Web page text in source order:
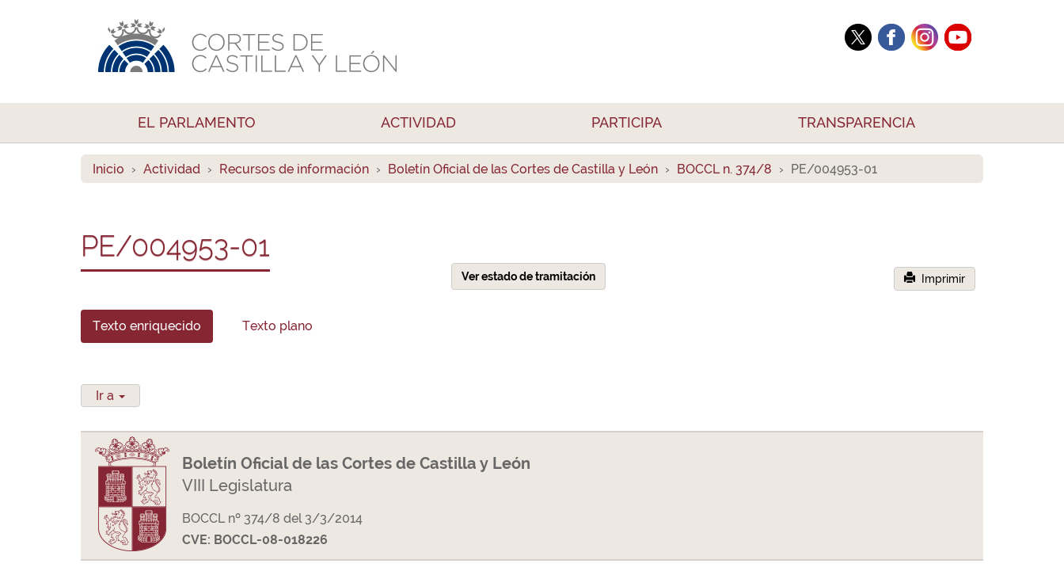
EL PARLAMENTO ACTIVIDAD PARTICIPA TRANSPARENCIA
Inicio Actividad Recursos de información Boletín Oficial de las Cortes de Castilla y León BOCCL n. 374/8 PE/004953-01
PE/004953-01
Ver estado de tramitación Imprimir
Texto enriquecido Texto plano
Ir a
Boletín Oficial de las Cortes de Castilla y León
VIII Legislatura
BOCCL nº 374/8 del 3/3/2014
CVE: BOCCL-08-018226